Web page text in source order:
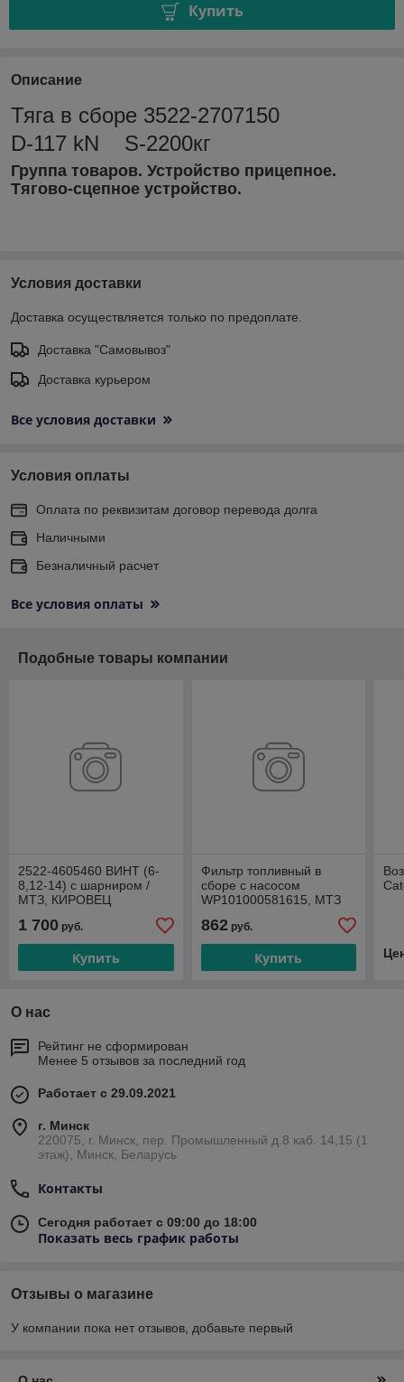
Купить
Описание
Тяга в сборе 3522-2707150
D-117 kN S-2200кг
Группа товаров. Устройство прицепное.
Тягово-сцепное устройство.
Условия доставки
Доставка осуществляется только по предоплате.
Доставка "Самовывоз"
Доставка курьером
Все условия доставки
Условия оплаты
Оплата по реквизитам договор перевода долга
Наличными
Безналичный расчет
Все условия оплаты
Подобные товары компании
2522-4605460 ВИНТ (6-
8,12-14) с шарниром /
МТЗ, КИРОВЕЦ
1 700 руб.
Купить
Фильтр топливный в
сборе с насосом
WP101000581615, МТЗ
862руб.
Купить
О нас
Рейтинг не сформирован
Менее 5 отзывов за последний год
Работает с 29.09.2021
г. Минск
220075, г. Минск, пер. Промышленный д.8 каб. 14,15 (1
этаж), Минск, Беларусь
Контакты
Сегодня работает с 09:00 до 18:00
Показать весь график работы
Отзывы о магазине
У компании пока нет отзывов, добавьте первый